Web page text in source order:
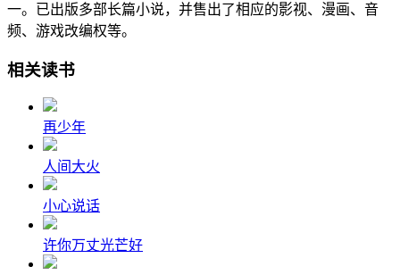
一。已出版多部长篇小说，并售出了相应的影视、漫画、音
频、游戏改编权等。
相关读书
再少年
人间大火
小心说话
许你万丈光芒好